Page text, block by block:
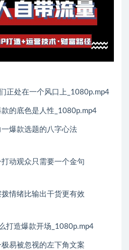
正处在一个风口上_1080p.mp4
的底色是人性_1080p.mp4
爆款选题的八字心法
动观众只需要一个金句
情绪比输出干货更有效
打造爆款开场_1080p.mp4
易被忽视的左下角文案